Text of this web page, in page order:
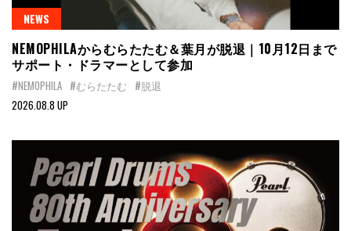
NEWS
NEMOPHILAからむらたたむ＆葉月が脱退｜10月12日まで
サポート・ドラマーとして参加
#NEMOPHILA #むらたたむ #脱退
2026.08.8 UP